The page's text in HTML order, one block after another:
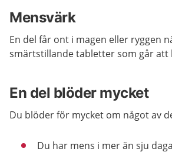
Mensvärk
En del får ont i magen eller ryggen
smärtstillandetablettersom går
En del blöder mycket
Du blöder för mycket om något av
Du har mens i mer än sju